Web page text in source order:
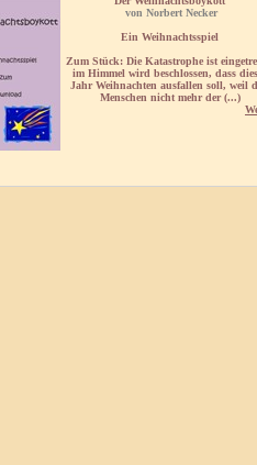
von Norbert Necker
EinWeihnachtsspiel
Zum Stück: Die Katastrophe ist
im Himmel wird beschlossen, dass
Jahr Weihnachten ausfallen soll, weil
Menschen nicht mehr der (...)